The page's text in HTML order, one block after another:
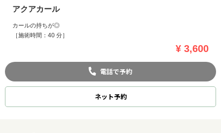
アクアカール
カールの持ちが◎
［施術時間：40 分］
¥ 3,600
電話で予約
ネット予約